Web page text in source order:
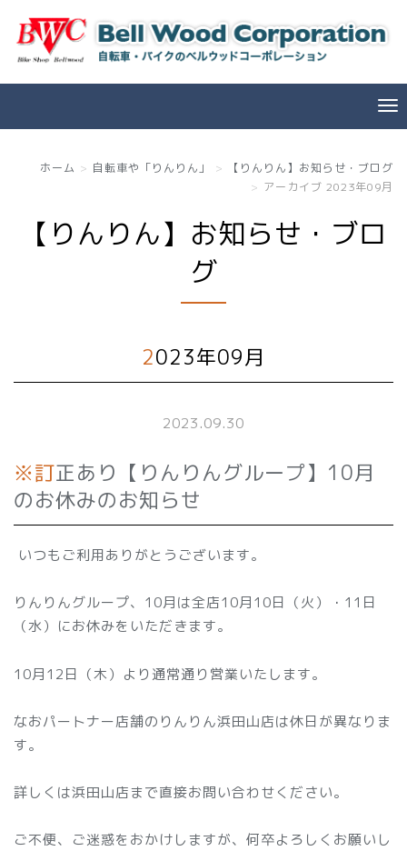
ホーム 自転車や「りんりん」
【りんりん】お知らせ・ブログ
アーカイブ 2023年09月
【りんりん】お知らせ・ブロ
グ
2023年09月
2023.09.30
※訂正あり【りんりんグループ】10月
のお休みのお知らせ
いつもご利用ありがとうございます。
りんりんグループ、10月は全店10月10日（火）・11日
（水）にお休みをいただきます。
10月12日（木）より通常通り営業いたします。
なおパートナー店舗のりんりん浜田山店は休日が異なりま
す。
詳しくは浜田山店まで直接お問い合わせください。
ご不便、ご迷惑をおかけしますが、何卒よろしくお願いし